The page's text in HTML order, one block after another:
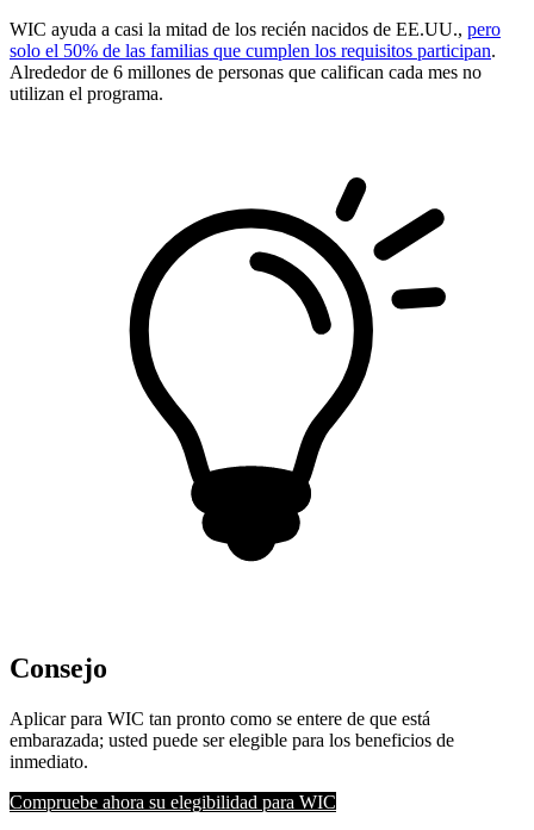
WIC ayuda a casi la mitad de los recién nacidos de EE.UU., pero
solo el 50% de las familias que cumplen los requisitos participan.
Alrededor de 6 millones de personas que califican cada mes no
utilizan el programa.
Consejo
Aplicar para WIC tan pronto como se entere de que está
embarazada; usted puede ser elegible para los beneficios de
inmediato.
Compruebe ahora su elegibilidad para WIC